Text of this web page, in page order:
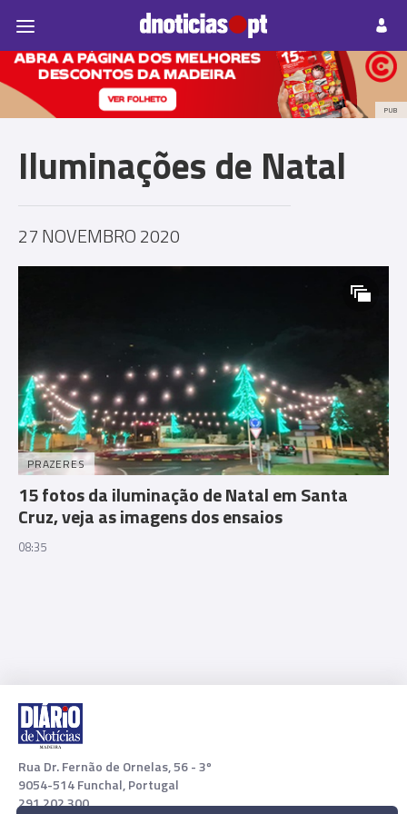
Prazeres Paisagens
PUB
Iluminações de Natal
27 NOVEMBRO 2020
PRAZERES
15 fotos da iluminação de Natal em Santa
Cruz, veja as imagens dos ensaios
08:35
Rua Dr. Fernão de Ornelas, 56 - 3º
9054-514 Funchal, Portugal
291 202 300